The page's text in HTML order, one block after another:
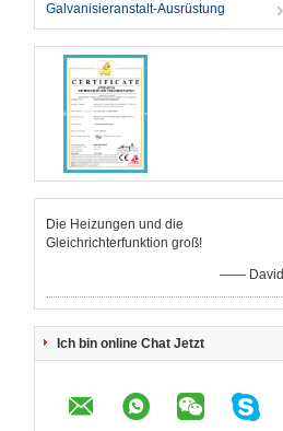
Galvanisieranstalt-Ausrüstung
Die Heizungen und die
Gleichrichterfunktion groß!
—— David
Ich bin online Chat Jetzt